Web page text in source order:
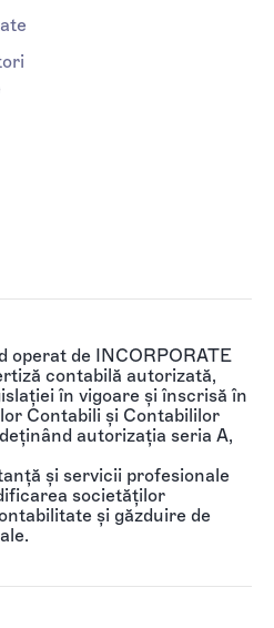
operat de INCORPORATE
contabilă autorizată,
în vigoare și înscrisă în
Contabili și Contabililor
autorizația seria A,
și servicii profesionale
societăților
și găzduire de